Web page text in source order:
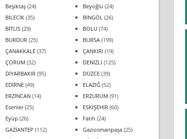
Beşiktaş (24) Beyoğlu (24)
BİLECİK (35) BİNGÖL (26)
BİTLİS (29) BOLU (74)
BURDUR (25) BURSA (199)
ÇANAKKALE (37) ÇANKIRI (19)
ÇORUM (32) DENİZLİ (125)
DİYARBAKIR (95) DÜZCE (39)
EDİRNE (49) ELAZIĞ (52)
ERZİNCAN (14) ERZURUM (91)
Esenler(25) ESKİŞEHİR (60)
Eyüp (26) Fatih (24)
GAZİANTEP (112) Gaziosmanpaşa (25)